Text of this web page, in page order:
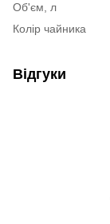
Об'єм, л
Колір чайника
Відгуки